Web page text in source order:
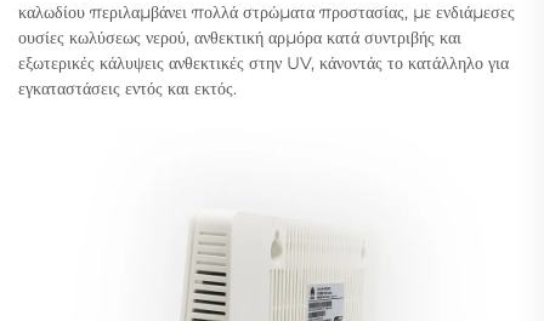
καλωδίου περιλαμβάνει πολλά στρώματα προστασίας, με ενδιάμεσες
ουσίες κωλύσεως νερού, ανθεκτική αρμόρα κατά συντριβής και
εξωτερικές κάλυψεις ανθεκτικές στην UV, κάνοντάς το κατάλληλο για
εγκαταστάσεις εντός και εκτός.